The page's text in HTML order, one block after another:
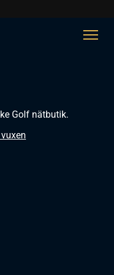
Golf nätbutik.